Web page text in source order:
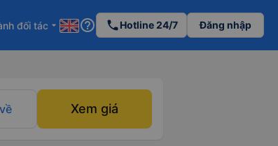
đối tác arrow_drop_down help_outline phoneHotline 24/7 Đăng nhập
Xem giá